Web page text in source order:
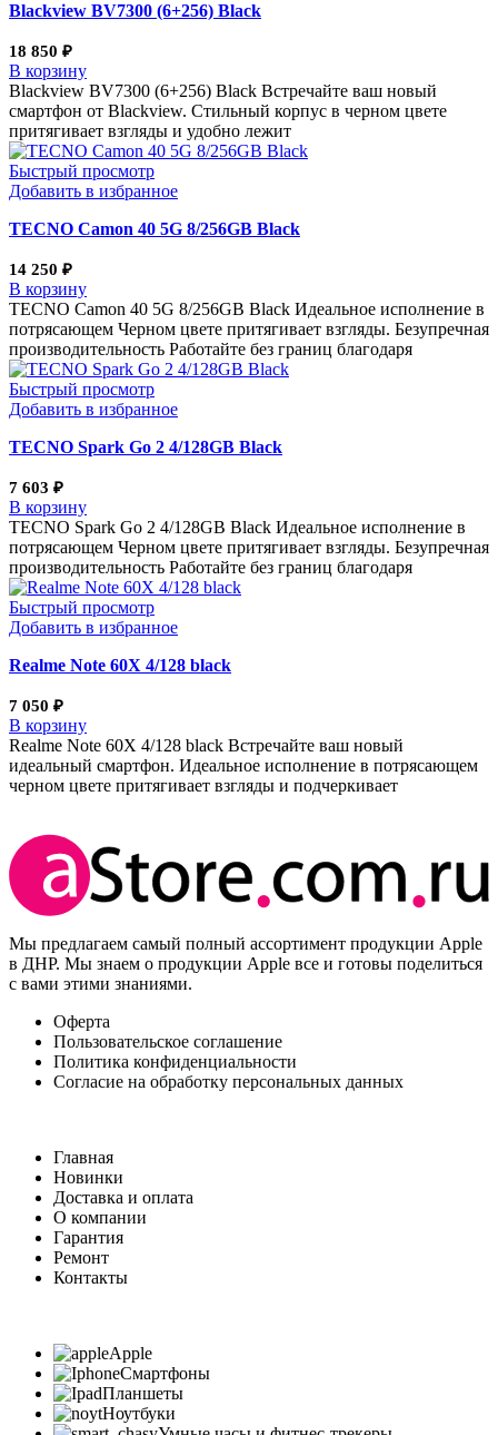
Blackview BV7300 (6+256) Black
18 850 ₽
В корзину
Blackview BV7300 (6+256) Black Встречайте ваш новый
смартфон от Blackview. Стильный корпус в черном цвете
притягивает взгляды и удобно лежит
Быстрый просмотр
Добавить в избранное
TECNO Camon 40 5G 8/256GB Black
14 250 ₽
В корзину
TECNO Camon 40 5G 8/256GB Black Идеальное исполнение в
потрясающем Черном цвете притягивает взгляды. Безупречная
производительность Работайте без границ благодаря
Быстрый просмотр
Добавить в избранное
TECNO Spark Go 2 4/128GB Black
7 603 ₽
В корзину
TECNO Spark Go 2 4/128GB Black Идеальное исполнение в
потрясающем Черном цвете притягивает взгляды. Безупречная
производительность Работайте без границ благодаря
Быстрый просмотр
Добавить в избранное
Realme Note 60Х 4/128 black
7 050 ₽
В корзину
Realme Note 60Х 4/128 black Встречайте ваш новый
идеальный смартфон. Идеальное исполнение в потрясающем
черном цвете притягивает взгляды и подчеркивает
Мы предлагаем самый полный ассортимент продукции Apple
в ДНР. Мы знаем о продукции Apple все и готовы поделиться
с вами этими знаниями.
Оферта
Пользовательское соглашение
Политика конфиденциальности
Согласие на обработку персональных данных
Главная
Новинки
Доставка и оплата
О компании
Гарантия
Ремонт
Контакты
Apple
Смартфоны
Планшеты
Ноутбуки